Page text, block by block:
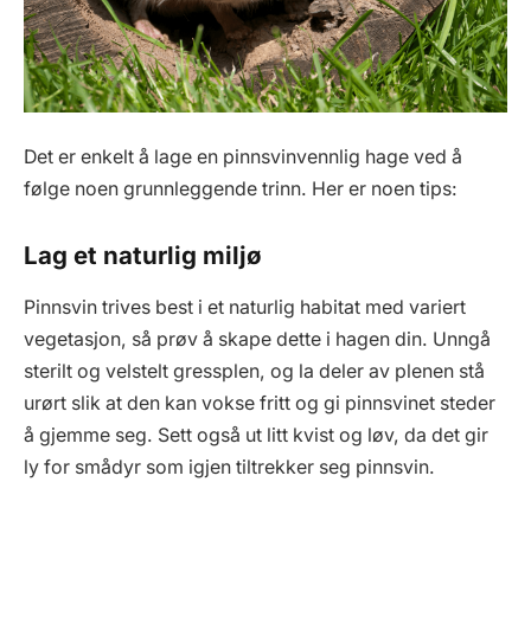
Det er enkelt å lage en pinnsvinvennlig hage ved å
følge noen grunnleggende trinn. Her er noen tips:
Lag et naturlig miljø
Pinnsvin trives best i et naturlig habitat med variert
vegetasjon, så prøv å skape dette i hagen din. Unngå
sterilt og velstelt gressplen, og la deler av plenen stå
urørt slik at den kan vokse fritt og gi pinnsvinet steder
å gjemme seg. Sett også ut litt kvist og løv, da det gir
ly for smådyr som igjen tiltrekker seg pinnsvin.